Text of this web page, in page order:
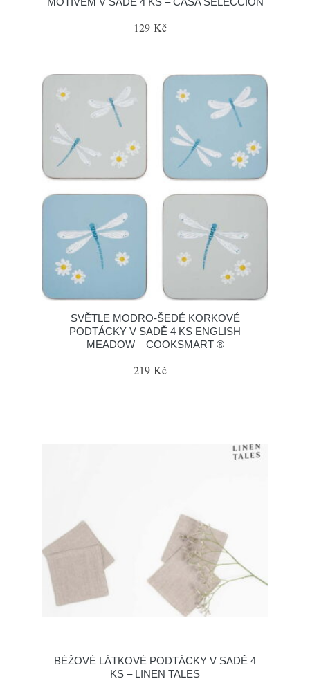
129 Kč
SVĚTLE MODRO-ŠEDÉ KORKOVÉ
PODTÁCKY V SADĚ 4 KS ENGLISH
MEADOW – COOKSMART ®
219 Kč
BÉŽOVÉ LÁTKOVÉ PODTÁCKY V SADĚ 4
KS – LINEN TALES